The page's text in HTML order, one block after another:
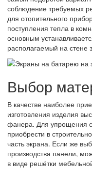
соблюдение требуемых
для отопительного
поступления тепла в
основным
располагаемый на стене
Выбор
В качестве наиболее
изготовления изделия
фанера. Для упрощения
приобрести в
часть экрана. Если же
производства панели,
в виде решётки